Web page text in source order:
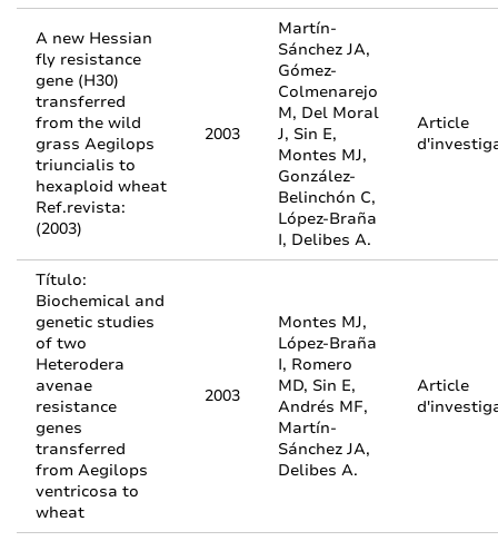
A new Hessian
fly resistance
gene (H30)
transferred
from the wild
grass Aegilops
triuncialis to
hexaploid wheat
Ref.revista:
(2003)
2003
Martín-
Sánchez JA,
Gómez-
Colmenarejo
M, Del Moral
J, Sin E,
Montes MJ,
González-
Belinchón C,
López-Braña
I, Delibes A.
Article
Título:
Biochemical and
genetic studies
of two
Heterodera
avenae
resistance
genes
transferred
from Aegilops
ventricosa to
wheat
2003
Montes MJ,
López-Braña
I, Romero
MD, Sin E,
Andrés MF,
Martín-
Sánchez JA,
Delibes A.
Article